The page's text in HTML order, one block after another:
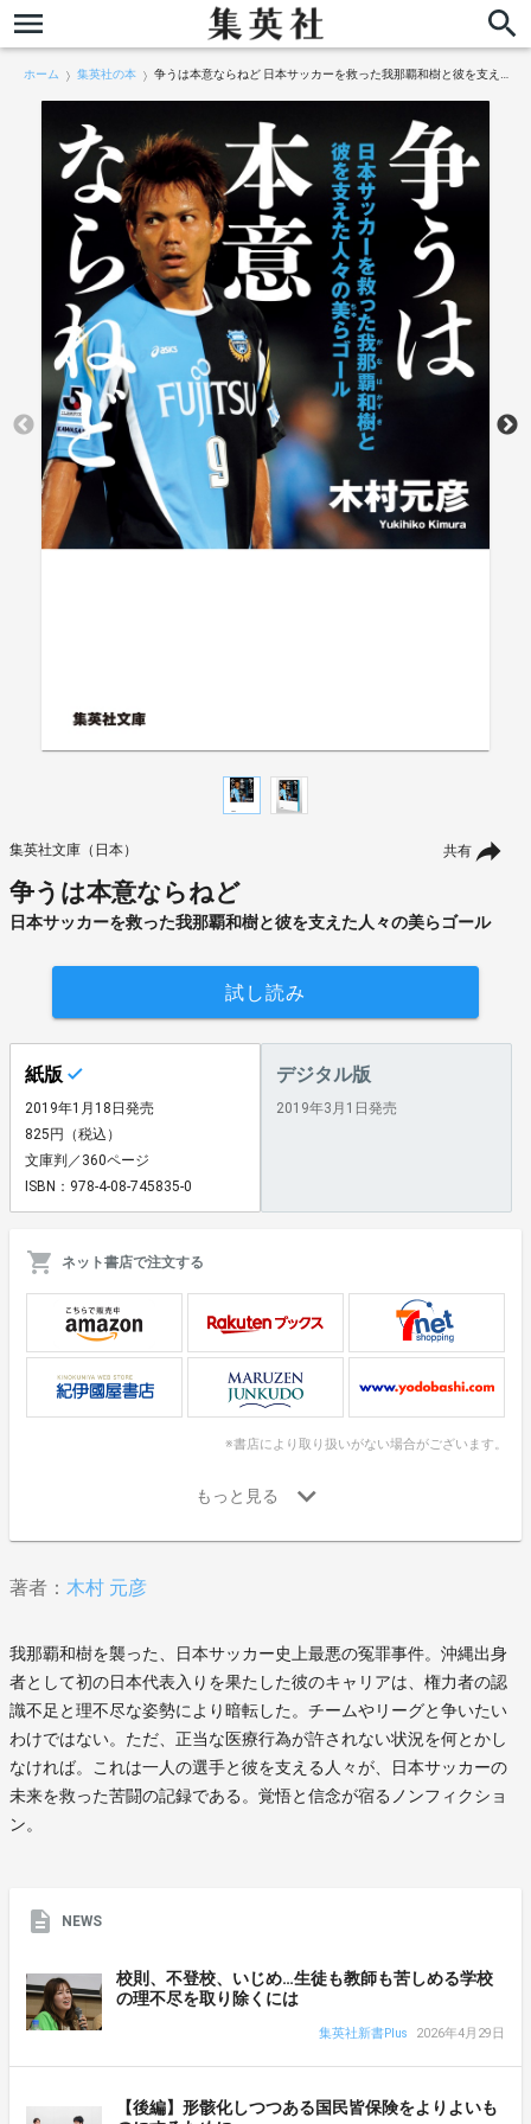
ホーム 集英社の本 争うは本意ならねど 日本サッカーを救った我那覇和樹と彼を支えた人々の美らゴール
共有
集英社文庫（日本）
争うは本意ならねど
日本サッカーを救った我那覇和樹と彼を支えた人々の美らゴール
試し読み
紙版
2019年1月18日発売
825円（税込）
文庫判／360ページ
ISBN：978-4-08-745835-0
デジタル版
2019年3月1日発売
ネット書店で注文する
※書店により取り扱いがない場合がございます。
著者： 木村 元彦
我那覇和樹を襲った、日本サッカー史上最悪の冤罪事件。沖縄出身
者として初の日本代表入りを果たした彼のキャリアは、権力者の認
識不足と理不尽な姿勢により暗転した。チームやリーグと争いたい
わけではない。ただ、正当な医療行為が許されない状況を何とかし
なければ。これは一人の選手と彼を支える人々が、日本サッカーの
未来を救った苦闘の記録である。覚悟と信念が宿るノンフィクショ
ン。
NEWS
校則、不登校、いじめ…生徒も教師も苦しめる学校
の理不尽を取り除くには
集英社新書Plus 2026年4月29日
【後編】形骸化しつつある国民皆保険をよりよいも